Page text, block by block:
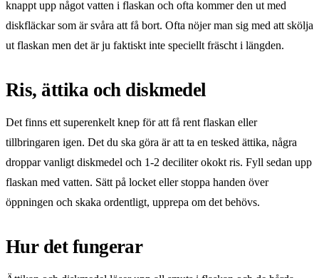
knappt upp något vatten i flaskan och ofta kommer den ut med
diskfläckar som är svåra att få bort. Ofta nöjer man sig med att skölja
ut flaskan men det är ju faktiskt inte speciellt fräscht i längden.
Ris, ättika och diskmedel
Det finns ett superenkelt knep för att få rent flaskan eller
tillbringaren igen. Det du ska göra är att ta en tesked ättika, några
droppar vanligt diskmedel och 1-2 deciliter okokt ris. Fyll sedan upp
flaskan med vatten. Sätt på locket eller stoppa handen över
öppningen och skaka ordentligt, upprepa om det behövs.
Hur det fungerar